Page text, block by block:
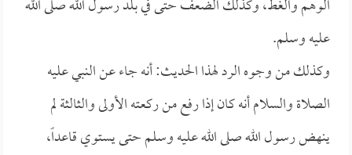
الوهم والغط، وكذلك الضعف حتى في بلد رسول الله صلى الله
عليه وسلم.
وكذلك من وجوه الرد لهذا الحديث: أنه جاء عن النبي عليه
الصلاة والسلام أنه كان إذا رفع من ركعته الأولى والثالثة لم
ينهض رسول الله صلى الله عليه وسلم حتى يستوي قاعداً،